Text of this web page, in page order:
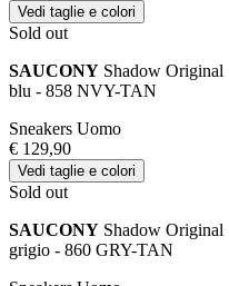
Vedi taglie e colori
Sold out
SAUCONY Shadow Original
blu - 858 NVY-TAN
Sneakers Uomo
€ 129,90
Vedi taglie e colori
Sold out
SAUCONY Shadow Original
grigio - 860 GRY-TAN